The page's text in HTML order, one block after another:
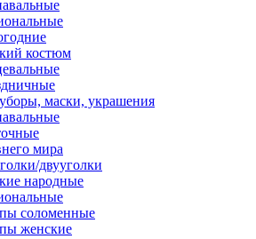
костюм
маски, украшения
мира
двууголки
народные
соломенные
женские